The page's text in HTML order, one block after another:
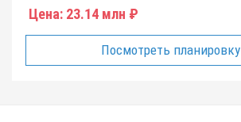
Цена: 23.14 млн ₽
Посмотреть планировку